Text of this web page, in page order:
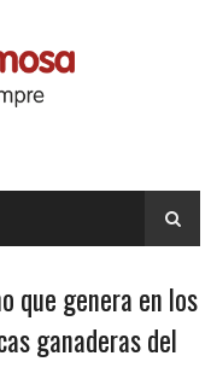
que genera en los
ganaderas del